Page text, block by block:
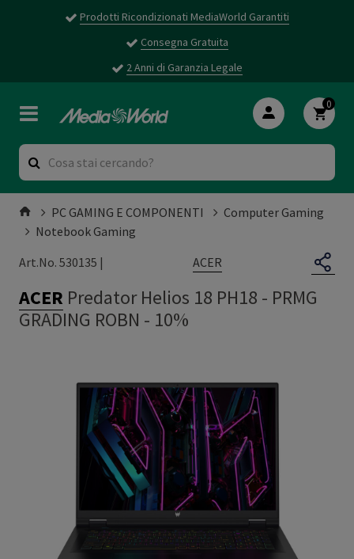
Prodotti Ricondizionati MediaWorld Garantiti
Consegna Gratuita
2 Anni di Garanzia Legale
0
PC GAMING E COMPONENTI
Computer Gaming
Notebook Gaming
Art.No. 530135 |
ACER
ACER Predator Helios 18 PH18 - PRMG
GRADING ROBN - 10%